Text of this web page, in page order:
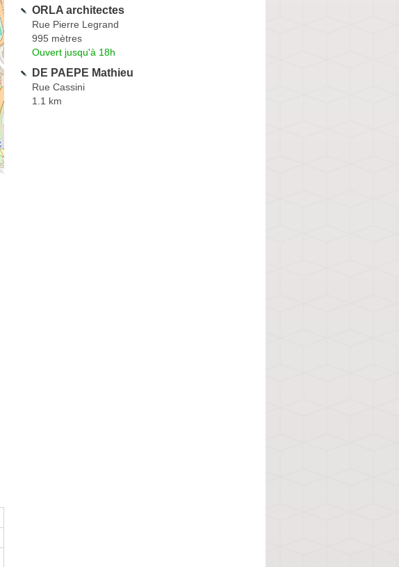
ORLA architectes
Rue Pierre Legrand
995 mètres
Ouvert jusqu'à 18h
DE PAEPE Mathieu
Rue Cassini
1.1 km